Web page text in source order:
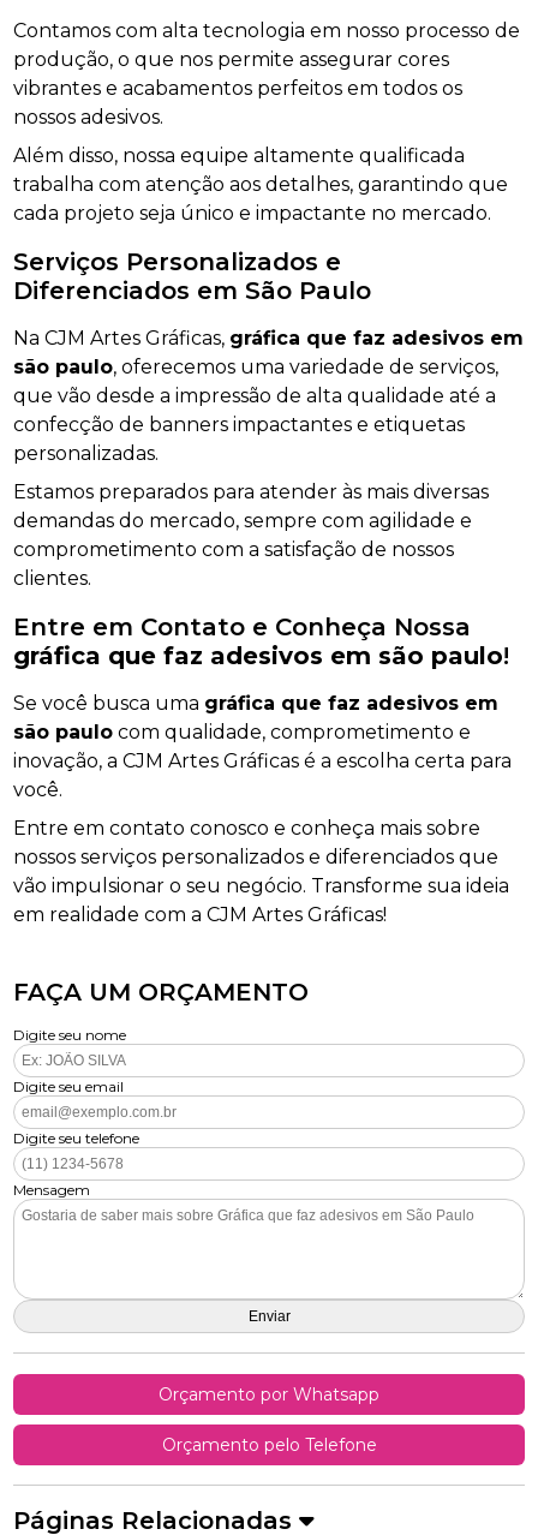
Contamos com alta tecnologia em nosso processo de
produção, o que nos permite assegurar cores
vibrantes e acabamentos perfeitos em todos os
nossos adesivos.
Além disso, nossa equipe altamente qualificada
trabalha com atenção aos detalhes, garantindo que
cada projeto seja único e impactante no mercado.
Serviços Personalizados e
Diferenciados em São Paulo
Na CJM Artes Gráficas, gráfica que faz adesivos em
são paulo, oferecemos uma variedade de serviços,
que vão desde a impressão de alta qualidade até a
confecção de banners impactantes e etiquetas
personalizadas.
Estamos preparados para atender às mais diversas
demandas do mercado, sempre com agilidade e
comprometimento com a satisfação de nossos
clientes.
Entre em Contato e Conheça Nossa
gráfica que faz adesivos em são paulo!
Se você busca uma gráfica que faz adesivos em
são paulo com qualidade, comprometimento e
inovação, a CJM Artes Gráficas é a escolha certa para
você.
Entre em contato conosco e conheça mais sobre
nossos serviços personalizados e diferenciados que
vão impulsionar o seu negócio. Transforme sua ideia
em realidade com a CJM Artes Gráficas!
FAÇA UM ORÇAMENTO
Digite seu nome
Digite seu email
Digite seu telefone
Mensagem
Orçamento por Whatsapp
Orçamento pelo Telefone
Páginas Relacionadas